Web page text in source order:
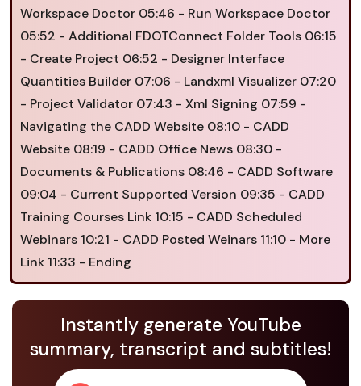
Workspace Doctor 05:46 - Run Workspace Doctor
05:52 - Additional FDOTConnect Folder Tools 06:15
- Create Project 06:52 - Designer Interface
Quantities Builder 07:06 - Landxml Visualizer 07:20
- Project Validator 07:43 - Xml Signing 07:59 -
Navigating the CADD Website 08:10 - CADD
Website 08:19 - CADD Office News 08:30 -
Documents & Publications 08:46 - CADD Software
09:04 - Current Supported Version 09:35 - CADD
Training Courses Link 10:15 - CADD Scheduled
Webinars 10:21 - CADD Posted Weinars 11:10 - More
Link 11:33 - Ending
Instantly generate YouTube
summary, transcript and subtitles!